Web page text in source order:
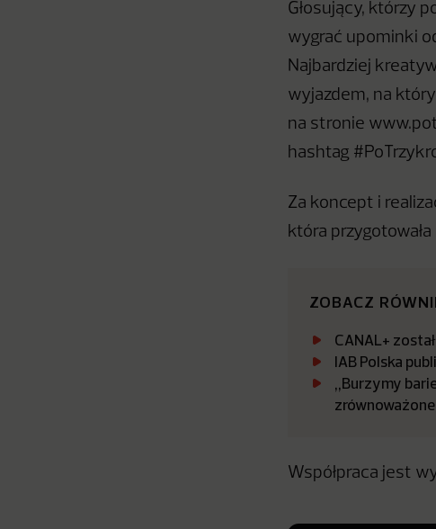
Głosujący, którzy
wygrać upominki
Najbardziej
wyjazdem, na
na stronie
hashtag
Za koncept i
która
ZOBACZ
CANAL+
IAB Polska
„Burzymy
Współpraca jest